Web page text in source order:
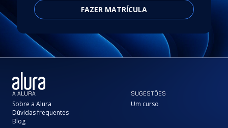
FAZER MATRÍCULA
A ALURA
Sobre a Alura
Dúvidas frequentes
Blog
SUGESTÕES
Um curso